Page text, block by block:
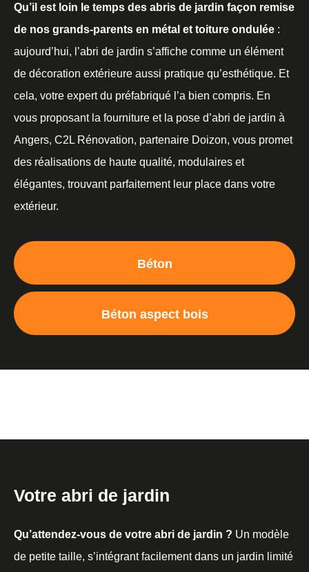
Qu’il est loin le temps des abris de jardin façon remise
de nos grands-parents en métal et toiture ondulée :
aujourd’hui, l’abri de jardin s’affiche comme un élément
de décoration extérieure aussi pratique qu’esthétique. Et
cela, votre expert du préfabriqué l’a bien compris. En
vous proposant la fourniture et la pose d’abri de jardin à
Angers, C2L Rénovation, partenaire Doizon, vous promet
des réalisations de haute qualité, modulaires et
élégantes, trouvant parfaitement leur place dans votre
extérieur.
Béton
Béton aspect bois
Votre abri de jardin
Qu’attendez-vous de votre abri de jardin ? Un modèle
de petite taille, s’intégrant facilement dans un jardin limité